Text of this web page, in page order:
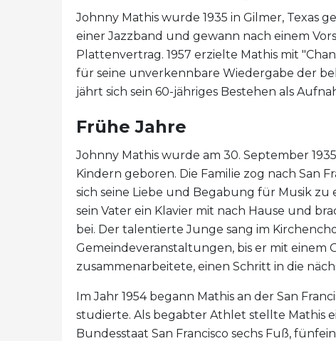
Johnny Mathis wurde 1935 in Gilmer, Texas
einer Jazzband und gewann nach einem
Plattenvertrag. 1957 erzielte Mathis mit
für seine unverkennbare Wiedergabe der
jährt sich sein 60-jähriges Bestehen als
Frühe Jahre
Johnny Mathis wurde am 30. September
Kindern geboren. Die Familie zog nach San
sich seine Liebe und Begabung für Musik zu
sein Vater ein Klavier mit nach Hause und
bei. Der talentierte Junge sang im
Gemeindeveranstaltungen, bis er mit einem
zusammenarbeitete, einen Schritt in die
Im Jahr 1954 begann Mathis an der San
studierte. Als begabter Athlet stellte Mathis
Bundesstaat San Francisco sechs Fuß,